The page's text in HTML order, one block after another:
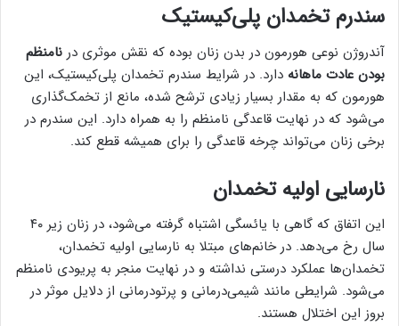
سندرم تخمدان پلی‌کیستیک
آندروژن نوعی هورمون در بدن زنان بوده که نقش موثری در نامنظم
بودن عادت ماهانه دارد. در شرایط سندرم تخمدان پلی‌کیستیک، این
هورمون که به مقدار بسیار زیادی ترشح شده، مانع از تخمک‌گذاری
می‌شود که در نهایت قاعدگی نامنظم را به همراه دارد. این سندرم در
برخی زنان می‌تواند چرخه قاعدگی را برای همیشه قطع کند.
نارسایی اولیه تخمدان
این اتفاق که گاهی با یائسگی اشتباه گرفته می‌شود، در زنان زیر ۴۰
سال رخ می‌دهد. در خانم‌های مبتلا به نارسایی اولیه تخمدان،
تخمدان‌ها عملکرد درستی نداشته و در نهایت منجر به پریودی نامنظم
می‌شود. شرایطی مانند شیمی‌درمانی و پرتودرمانی از دلایل موثر در
بروز این اختلال هستند.